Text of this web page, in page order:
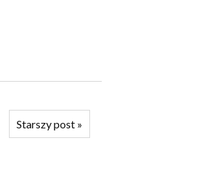
Starszy post »